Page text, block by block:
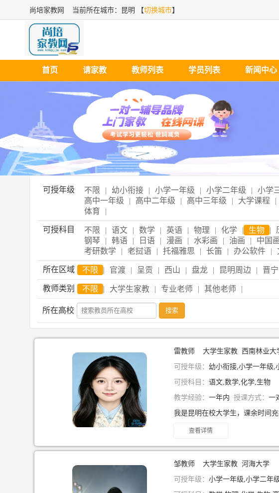
尚培家教网 当前所在城市：昆明 【切换城市】
首页 请家教 教师列表 学员列表 新闻中心
可授年级 不限 | 幼小衔接 | 小学一年级 | 小学二年级 | 小学
高中一年级
| 高中二年级 | 高中三年级 | 大学课程 |
体育
|
可授科目 不限 | 语文 | 数学 | 英语 | 物理 | 化学 | 生物 |
钢琴
| 韩语 | 日语 | 漫画 | 水彩画 | 油画 | 中国
考研数学
| 老挝语 | 托福雅思 | 长笛 | 办公软件 |
所在区域 不限 | 官渡 | 呈贡 | 西山 | 盘龙 | 昆明周边 | 晋宁
教师类别 不限 | 大学生家教 | 专业老师 | 其他老师 |
所在高校
雷教师 大学生家教 西南林业大
可授年级： 幼小衔接,小学一年级,小
可授科目： 语文,数学,化学,生物
教学经验： 一年内 授课方式： 一
查看详情
邹教师 大学生家教 河海大学
可授年级： 小学一年级,小学二年级,小学